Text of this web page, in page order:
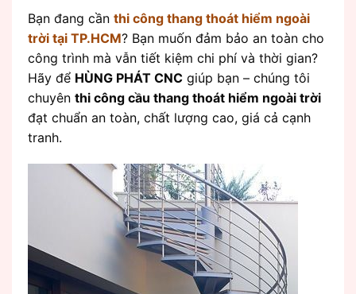
Bạn đang cần thi công thang thoát hiểm ngoài
trời tại TP.HCM? Bạn muốn đảm bảo an toàn cho
công trình mà vẫn tiết kiệm chi phí và thời gian?
Hãy để HÙNG PHÁT CNC giúp bạn – chúng tôi
chuyên thi công cầu thang thoát hiểm ngoài trời
đạt chuẩn an toàn, chất lượng cao, giá cả cạnh
tranh.